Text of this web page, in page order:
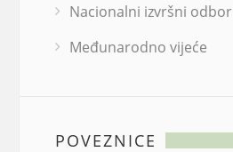
Nacionalni izvršni odbor
Međunarodno vijeće
POVEZNICE